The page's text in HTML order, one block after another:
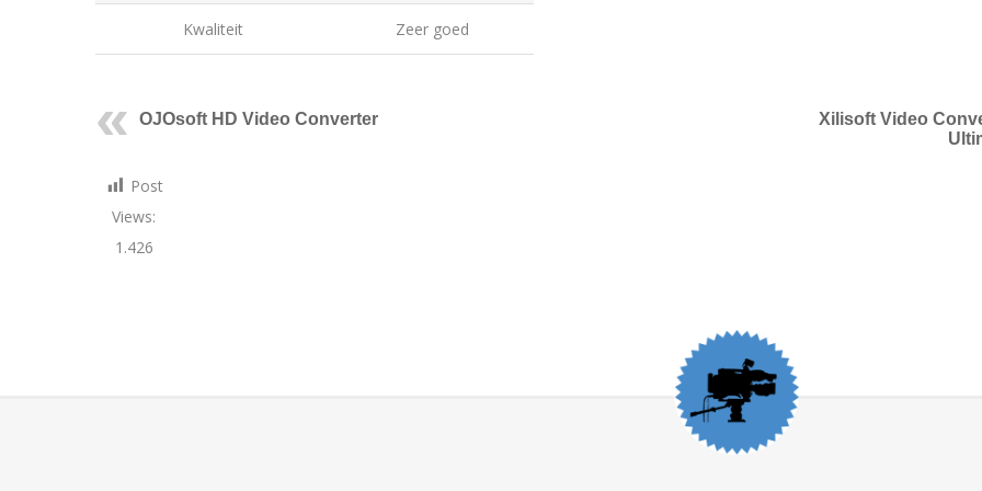
Kwaliteit Zeer goed
OJOsoft HD Video Converter
Xilisoft Video
Post
Views:
1.426